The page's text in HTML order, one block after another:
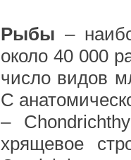
Рыбы –
около 40 000
число видов
С
–
хрящевое